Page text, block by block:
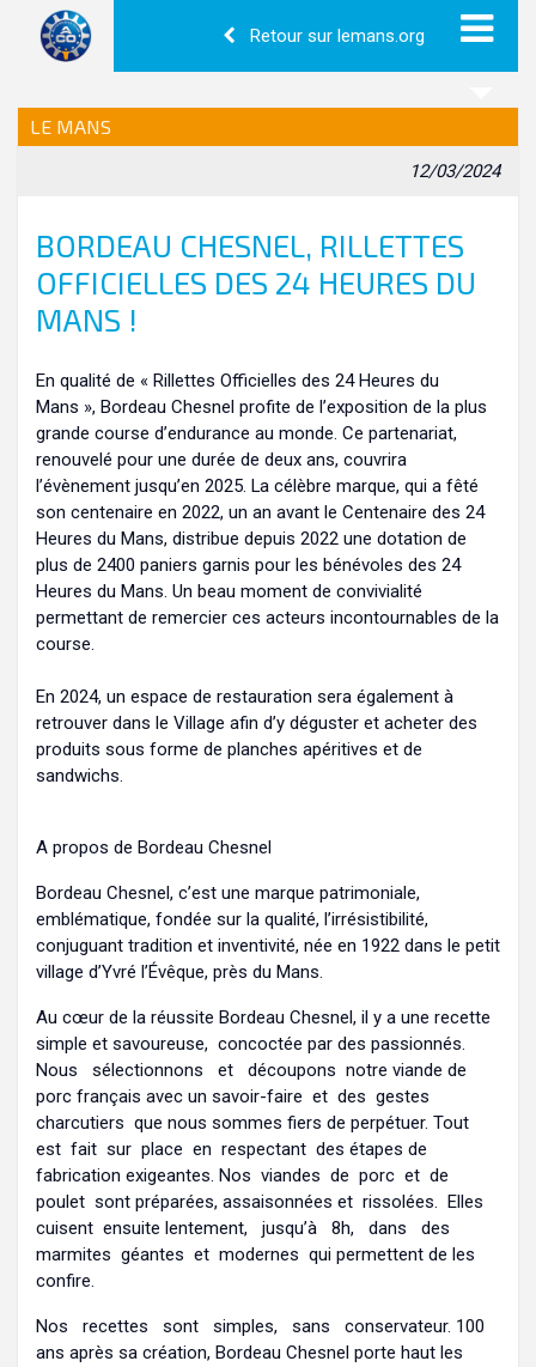
Retour sur lemans.org
LE MANS
12/03/2024
BORDEAU CHESNEL, RILLETTES
OFFICIELLES DES 24 HEURES DU
MANS !
En qualité de « Rillettes Officielles des 24 Heures du
Mans », Bordeau Chesnel profite de l’exposition de la plus
grande course d’endurance au monde. Ce partenariat,
renouvelé pour une durée de deux ans, couvrira
l’évènement jusqu’en 2025. La célèbre marque, qui a fêté
son centenaire en 2022, un an avant le Centenaire des 24
Heures du Mans, distribue depuis 2022 une dotation de
plus de 2400 paniers garnis pour les bénévoles des 24
Heures du Mans. Un beau moment de convivialité
permettant de remercier ces acteurs incontournables de la
course.
En 2024, un espace de restauration sera également à
retrouver dans le Village afin d’y déguster et acheter des
produits sous forme de planches apéritives et de
sandwichs.
A propos de Bordeau Chesnel
Bordeau Chesnel, c’est une marque patrimoniale,
emblématique, fondée sur la qualité, l’irrésistibilité,
conjuguant tradition et inventivité, née en 1922 dans le petit
village d’Yvré l’Évêque, près du Mans.
Au cœur de la réussite Bordeau Chesnel, il y a une recette
simple et savoureuse, concoctée par des passionnés.
Nous sélectionnons et découpons notre viande de
porc français avec un savoir-faire et des gestes
charcutiers que nous sommes fiers de perpétuer. Tout
est fait sur place en respectant des étapes de
fabrication exigeantes. Nos viandes de porc et de
poulet sont préparées, assaisonnées et rissolées. Elles
cuisent ensuite lentement, jusqu’à 8h, dans des
marmites géantes et modernes qui permettent de les
confire.
Nos recettes sont simples, sans conservateur. 100
ans après sa création, Bordeau Chesnel porte haut les